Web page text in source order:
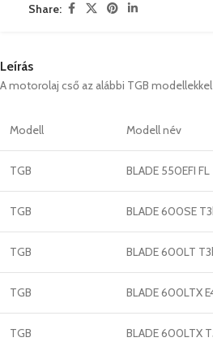
Share:
Leírás
A motorolaj cső az alábbi TGB
Modell Modell név
TGB BLADE 550EFI FL
TGB BLADE 600SE
TGB BLADE 600LT
TGB BLADE 600LTX
TGB BLADE 600LTX